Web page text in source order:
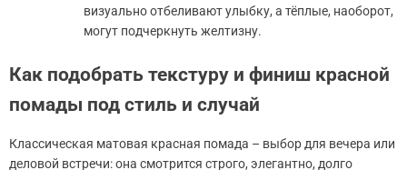
визуально отбеливают улыбку, а тёплые, наоборот,
могут подчеркнуть желтизну.
Как подобрать текстуру и финиш красной
помады под стиль и случай
Классическая матовая красная помада – выбор для вечера или
деловой встречи: она смотрится строго, элегантно, долго